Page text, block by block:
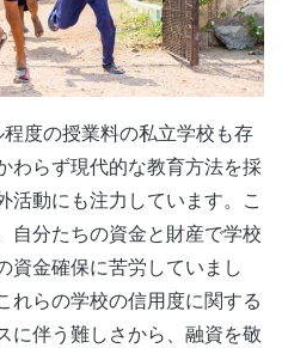
度の授業料の私立学校も存
わらず現代的な教育方法を採
活動にも注力しています。こ
自分たちの資金と財産で学校
資金確保に苦労していまし
れらの学校の信用度に関する
に伴う難しさから、融資を敬